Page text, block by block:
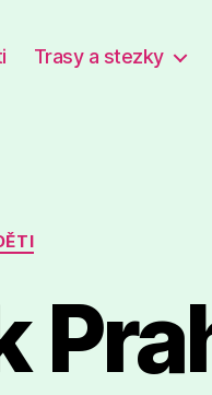
Trasy a stezky